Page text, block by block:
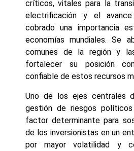
críticos, vitales para la
electrificación y el
cobrado una importancia
economías mundiales. Se
comunes de la región y
fortalecer su posición
confiable de estos recursos
Uno de los ejes centrales
gestión de riesgos
factor determinante para
de los inversionistas en un
por mayor volatilidad y